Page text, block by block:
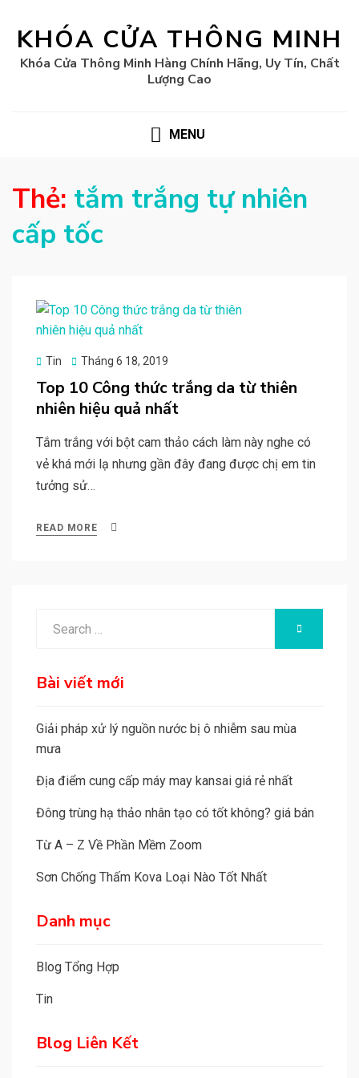
KHÓA CỬA THÔNG MINH
Khóa Cửa Thông Minh Hàng Chính Hãng, Uy Tín, Chất
Lượng Cao
MENU
Thẻ: tắm trắng tự nhiên
cấp tốc
Tin
Posted
Tháng 6 18, 2019
Top 10 Công thức trắng da từ thiên
nhiên hiệu quả nhất
Tắm trắng với bột cam thảo cách làm này nghe có
vẻ khá mới lạ nhưng gần đây đang được chị em tin
tưởng sử…
READ MORE
SEARCH
Bài viết mới
Giải pháp xử lý nguồn nước bị ô nhiễm sau mùa
mưa
Địa điểm cung cấp máy may kansai giá rẻ nhất
Đông trùng hạ thảo nhân tạo có tốt không? giá bán
Từ A – Z Về Phần Mềm Zoom
Sơn Chống Thấm Kova Loại Nào Tốt Nhất
Danh mục
Blog Tổng Hợp
Tin
Blog Liên Kết